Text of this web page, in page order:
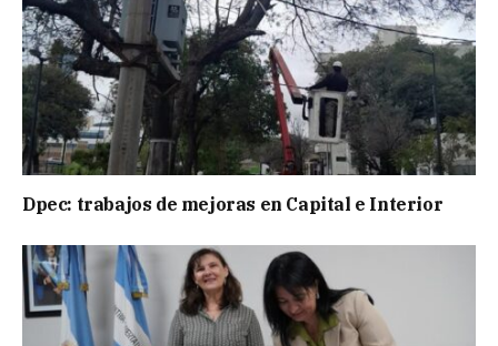
Dpec: trabajos de mejoras en Capital e Interior